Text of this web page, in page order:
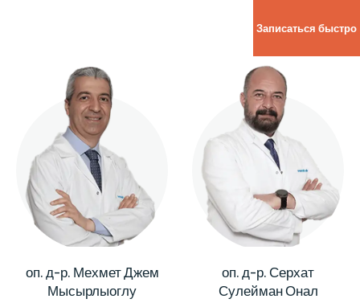
оп. д-р. Мехмет Джем
Мысырлыоглу
оп. д-р. Серхат
Сулейман Онал
Записаться быстро